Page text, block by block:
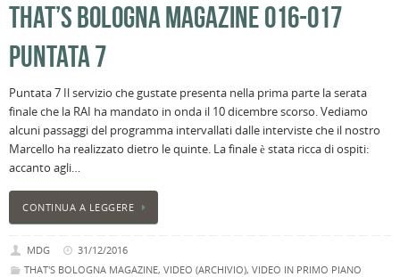
THAT’S BOLOGNA MAGAZINE 016-017
PUNTATA 7
Puntata 7 Il servizio che gustate presenta nella prima parte la serata
finale che la RAI ha mandato in onda il 10 dicembre scorso. Vediamo
alcuni passaggi del programma intervallati dalle interviste che il nostro
Marcello ha realizzato dietro le quinte. La finale è stata ricca di ospiti:
accanto agli…
CONTINUA A LEGGERE
MDG
31/12/2016
THAT'S BOLOGNA MAGAZINE, VIDEO (ARCHIVIO), VIDEO IN PRIMO PIANO